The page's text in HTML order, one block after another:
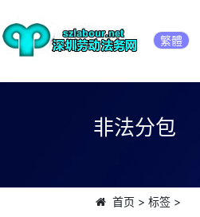
繁體
非法分包
首页 > 标签>